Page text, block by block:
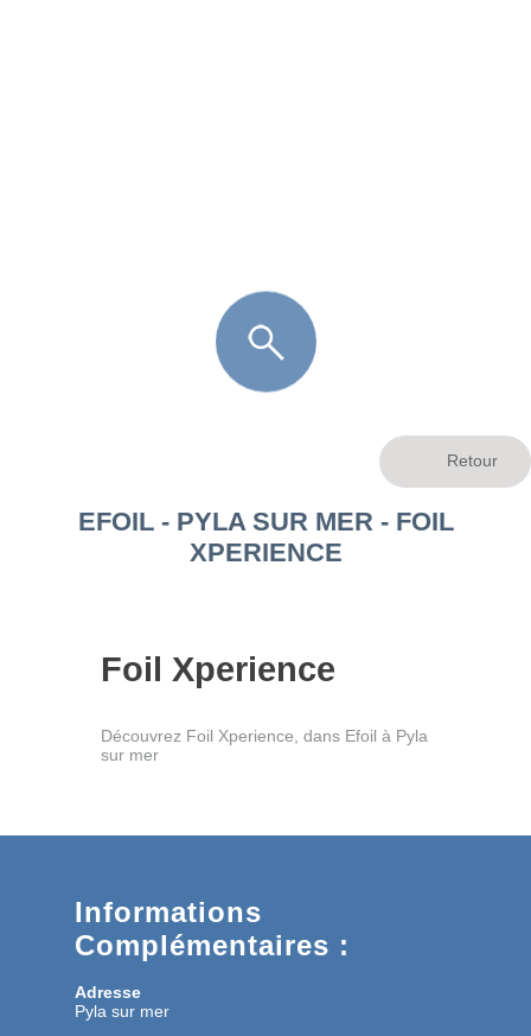
EFOIL - PYLA SUR MER - FOIL
XPERIENCE
Foil Xperience
Découvrez Foil Xperience, dans Efoil à Pyla
sur mer
Informations
Complémentaires :
Adresse
Pyla sur mer